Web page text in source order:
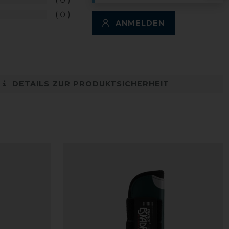
0
ANMELDEN
DETAILS ZUR PRODUKTSICHERHEIT